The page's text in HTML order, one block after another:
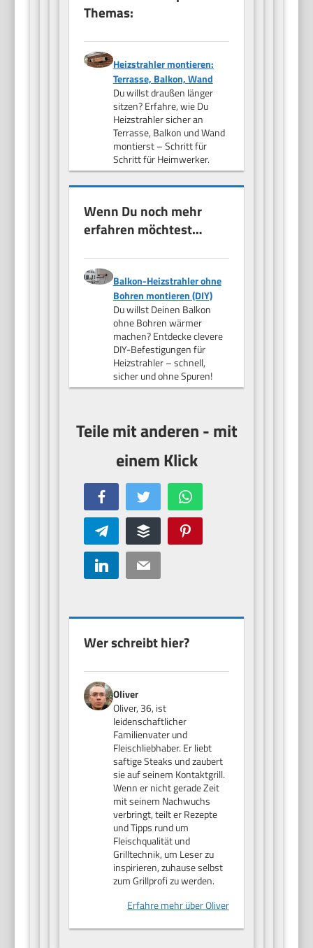
Themas:
Heizstrahler montieren:
Terrasse, Balkon, Wand
Du willst draußen länger
sitzen? Erfahre, wie Du
Heizstrahler sicher an
Terrasse, Balkon und Wand
montierst – Schritt für
Schritt für Heimwerker.
Wenn Du noch mehr
erfahren möchtest…
Balkon-Heizstrahler ohne
Bohren montieren (DIY)
Du willst Deinen Balkon
ohne Bohren wärmer
machen? Entdecke clevere
DIY-Befestigungen für
Heizstrahler – schnell,
sicher und ohne Spuren!
Facebook Twitter WhatsApp
Telegram Buffer
LinkedIn Email
Wer schreibt hier?
Oliver
Oliver, 36, ist
leidenschaftlicher
Familienvater und
Fleischliebhaber. Er liebt
saftige Steaks und zaubert
sie auf seinem Kontaktgrill.
Wenn er nicht gerade Zeit
mit seinem Nachwuchs
verbringt, teilt er Rezepte
und Tipps rund um
Fleischqualität und
Grilltechnik, um Leser zu
inspirieren, zuhause selbst
zum Grillprofi zu werden.
Erfahre mehr über Oliver